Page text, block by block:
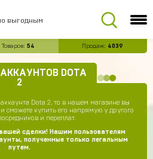
выгодным
Товаров: 54 Продаж: 4039
DOTA
2
аккаунта Dota 2, то в нашем магазине вы
сможете купить его напрямую у другого
и переплат.
сделки! Нашим пользователям
полученные только легальным
путем.